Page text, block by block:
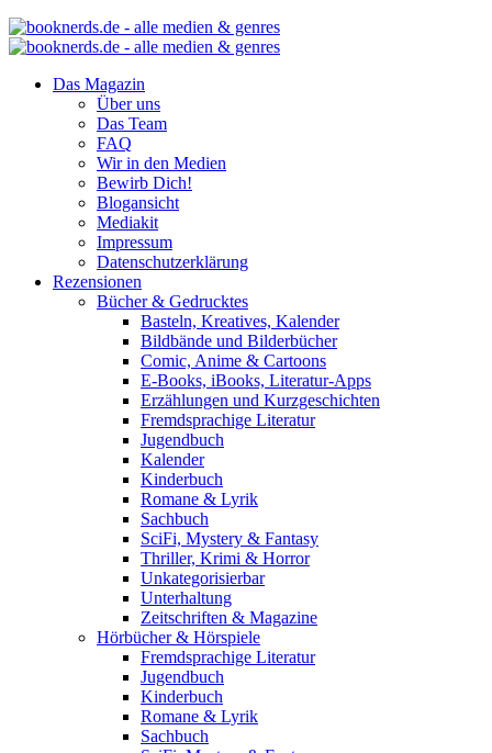
Das Magazin
Über uns
Das Team
FAQ
Wir in den Medien
Bewirb Dich!
Blogansicht
Mediakit
Impressum
Datenschutzerklärung
Rezensionen
Bücher & Gedrucktes
Basteln, Kreatives, Kalender
Bildbände und Bilderbücher
Comic, Anime & Cartoons
E-Books, iBooks, Literatur-Apps
Erzählungen und Kurzgeschichten
Fremdsprachige Literatur
Jugendbuch
Kalender
Kinderbuch
Romane & Lyrik
Sachbuch
SciFi, Mystery & Fantasy
Thriller, Krimi & Horror
Unkategorisierbar
Unterhaltung
Zeitschriften & Magazine
Hörbücher & Hörspiele
Fremdsprachige Literatur
Jugendbuch
Kinderbuch
Romane & Lyrik
Sachbuch